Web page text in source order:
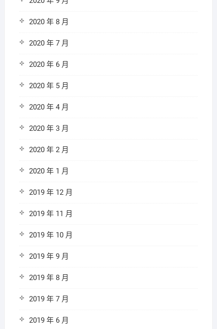
2020 年 8 月
2020 年 7 月
2020 年 6 月
2020 年 5 月
2020 年 4 月
2020 年 3 月
2020 年 2 月
2020 年 1 月
2019 年 12 月
2019 年 11 月
2019 年 10 月
2019 年 9 月
2019 年 8 月
2019 年 7 月
2019 年 6 月